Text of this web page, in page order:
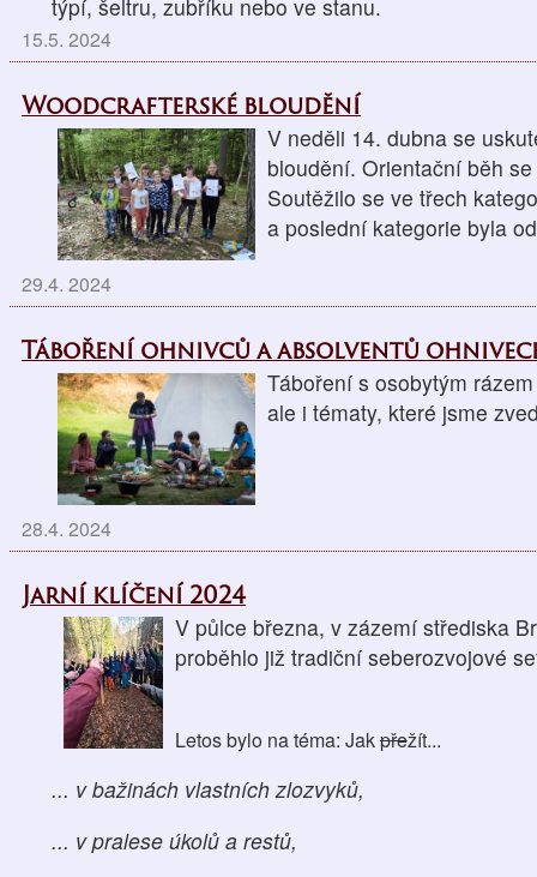
týpí, šeltru, zubříku nebo ve stanu.
15.5. 2024
Woodcrafterské bloudění
V neděli 14. dubna se
bloudění. Orientační běh
Soutěžilo se ve třech
a poslední kategorie byla
29.4. 2024
Táboření ohnivců a absolventů
Táboření s osobytým
ale i tématy, které jsme
28.4. 2024
Jarní klíčení 2024
V půlce března, v zázemí střediska
proběhlo již tradiční seberozvojové
Letos bylo na téma: Jakpřežít...
... v bažinách vlastních zlozvyků,
... v pralese úkolů a restů,